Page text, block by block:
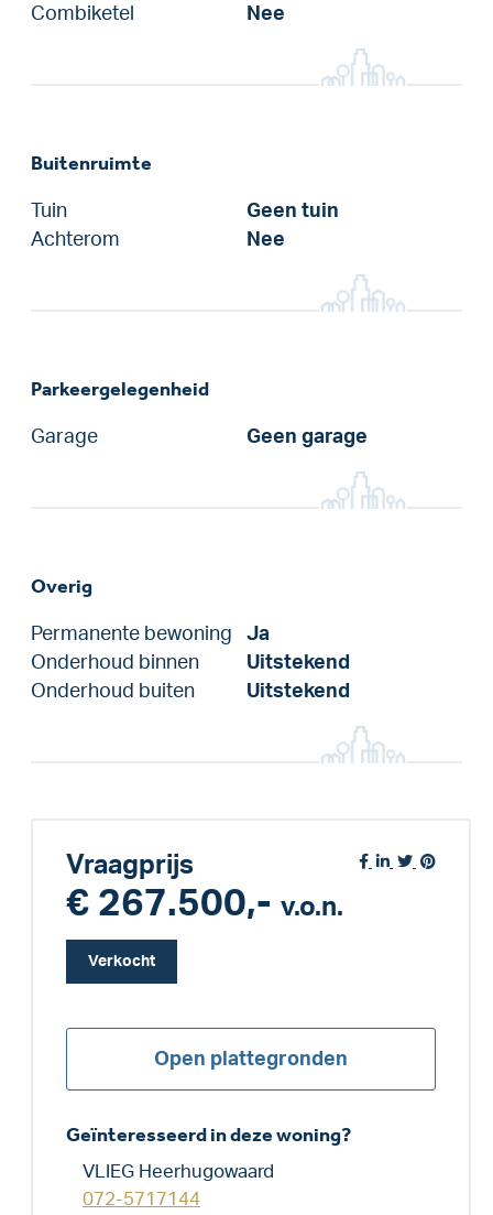
Combiketel Nee
Buitenruimte
Tuin
Geen tuin
Achterom
Nee
Parkeergelegenheid
Garage Geen garage
Overig
Permanente bewoning
Ja
Onderhoud binnen
Uitstekend
Onderhoud buiten
Uitstekend
Vraagprijs
€ 267.500,- v.o.n.
Verkocht
Open plattegronden
Geïnteresseerd in deze woning?
VLIEG Heerhugowaard
072-5717144